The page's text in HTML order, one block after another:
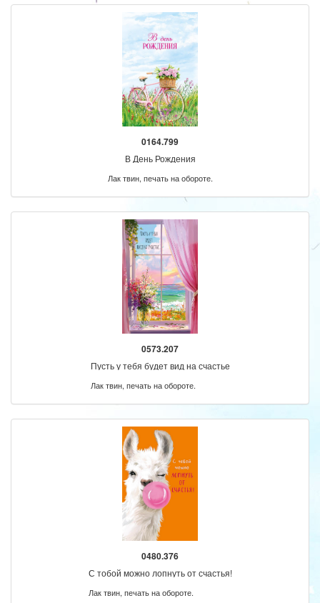
0164.799
В День Рождения
Лак твин, печать на обороте.
0573.207
Пусть у тебя будет вид на счастье
Лак твин, печать на обороте.
0480.376
С тобой можно лопнуть от счастья!
Лак твин, печать на обороте.